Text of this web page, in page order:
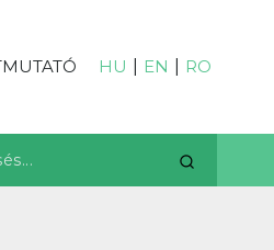
HU EN RO